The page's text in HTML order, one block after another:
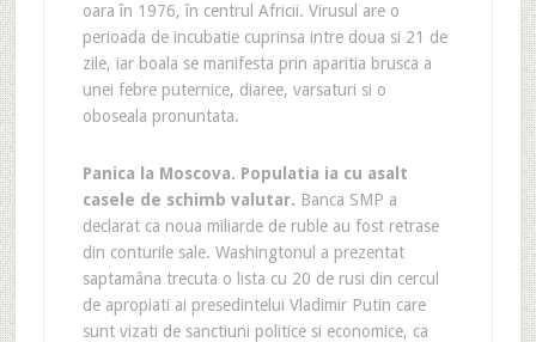
oara în 1976, în centrul Africii. Virusul are o
perioada de incubatie cuprinsa intre doua si 21 de
zile, iar boala se manifesta prin aparitia brusca a
unei febre puternice, diaree, varsaturi si o
oboseala pronuntata.
Panica la Moscova. Populatia ia cu asalt
casele de schimb valutar. Banca SMP a
declarat ca noua miliarde de ruble au fost retrase
din conturile sale. Washingtonul a prezentat
saptamâna trecuta o lista cu 20 de rusi din cercul
de apropiati ai presedintelui Vladimir Putin care
sunt vizati de sanctiuni politice si economice, ca